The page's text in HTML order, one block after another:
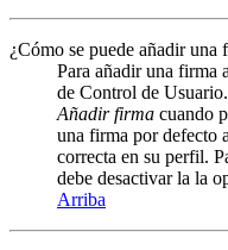
¿Cómo se puede añadir una
Para añadir una firma
de Control de
Añadir firma cuando
una firma por defecto
correcta en su perfil.
debe desactivar la la
Arriba